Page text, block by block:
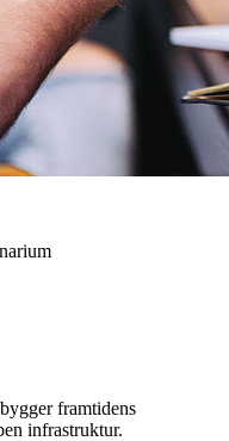
framtidens
infrastruktur.